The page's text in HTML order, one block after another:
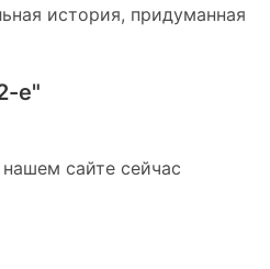
история, придуманная
е"
сайте сейчас